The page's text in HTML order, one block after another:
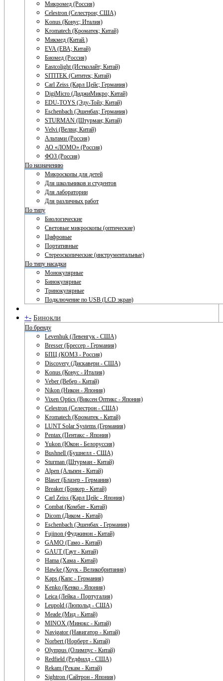
Микромед (Россия)
Celestron (Селестрон; США)
Konus (Конус; Италия)
Kromatech (Кроматек; Китай)
Микмед (Китай.)
EVA (ЕВА; Китай)
Биомед (Россия)
Eastcolight (Истколайт; Китай)
SITITEK (Сититек; Китай)
Carl Zeiss (Карл Цейс; Германия)
DigiMicro (ДиджиМикро; Китай)
EDU-TOYS (Эду-Тойз; Китай)
Eschenbach (Эшенбах; Германия)
STURMAN (Штурман; Китай)
Velvi (Велви; Китай)
Альтами (Россия)
АО «ЛОМО» (Россия)
ФОЗ (Россия)
По назначению
Микроскопы для детей
Для школьников и студентов
Для лаборатории
Для различных работ
По типу
Биологические
Световые микроскопы (оптические)
Цифровые
Портативные
Стереоскопические (инструментальные)
По типу насадки
Монокулярные
Бинокулярные
Тринокулярные
Подключение по USB (LCD экран)
+- Бинокли
По бренду
Levenhuk (Левенгук - США)
Bresser (Брессер - Германия)
БПЦ (КОМЗ - Россия)
Discovery (Дискавери - США)
Konus (Конус - Италия)
Veber (Вебер - Китай)
Nikon (Никон - Япония)
Vixen Optics (Виксен Оптикс - Япония)
Celestron (Селестрон - США)
Kromatech (Кроматек - Китай)
LUNT Solar Systems (Германия)
Pentax (Пентакс - Япония)
Yukon (Юкон - Белоруссия)
Bushnell (Бушнелл - США)
Sturman (Штурман - Китай)
Alpen (Альпен - Китай)
Blaser (Блазер - Германия)
Breaker (Брикер - Китай)
Carl Zeiss (Карл Цейс - Япония)
Combat (Комбат - Китай)
Dicom (Диком - Китай)
Eschenbach (Эшенбах - Германия)
Fujinon (Фуджинон - Китай)
GAMO (Гамо - Китай)
GAUT (Гаут - Китай)
Hama (Хама - Китай)
Hawke (Хоук - Великобритания)
Kaps (Капс - Германия)
Kenko (Кенко - Япония)
Leica (Лейка - Португалия)
Leupold (Люпольд - США)
Meade (Мид - Китай)
MINOX (Минокс - Китай)
Navigator (Навигатор - Китай)
Norbert (Норберт - Китай)
Olympus (Олимпус - Китай)
Redfield (Редфилд - США)
Rekam (Рекам - Китай)
Sightron (Сайтрон - Япония)